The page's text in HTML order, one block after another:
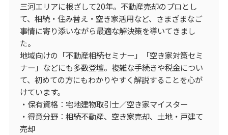
三河エリアに根ざして20年。不動産売却のプロとし
て、相続・住み替え・空き家活用など、さまざまなご
事情に寄り添いながら最適な解決策を導いてきまし
た。
地域向けの「不動産相続セミナー」「空き家対策セミ
ナー」などにも多数登壇。複雑な手続きや税金につい
て、初めての方にもわかりやすく解説することを心が
けています。
・保有資格：宅地建物取引士／空き家マイスター
・得意分野：相続不動産、空き家売却、土地・戸建て
売却